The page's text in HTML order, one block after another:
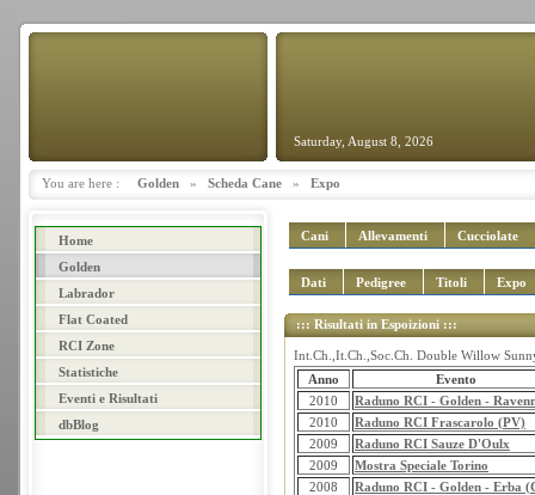
Saturday, August 8, 2026
You are here : Golden » Scheda Cane » Expo
Home
Golden
Labrador
Flat Coated
RCI Zone
Statistiche
Eventi e Risultati
dbBlog
Cani Allevamenti Cucciolate
Dati Pedigree Titoli Expo
::: Risultati in Espoizioni :::
Int.Ch.,It.Ch.,Soc.Ch. Double Willow
Anno
Evento
2010
Raduno RCI - Golden -
2010
Raduno RCI Frascarolo (PV)
2009
Raduno RCI Sauze D'Oulx
2009
Mostra Speciale Torino
2008
Raduno RCI - Golden - Erba